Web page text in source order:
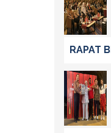
RAPAT